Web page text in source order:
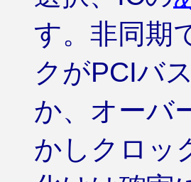
す。非同期
クがPCIバ
か、オーバ
かしクロッ